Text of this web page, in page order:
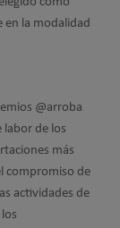
en la modalidad
@arroba
labor de los
más
compromiso de
actividades de